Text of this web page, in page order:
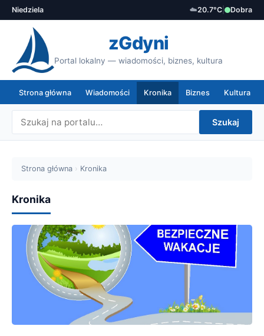
Niedziela ☁️20.7°C Dobra
zGdyni
Portal lokalny — wiadomości, biznes, kultura
Strona główna Wiadomości Kronika Biznes Kultura
Szukaj
Strona główna › Kronika
Kronika